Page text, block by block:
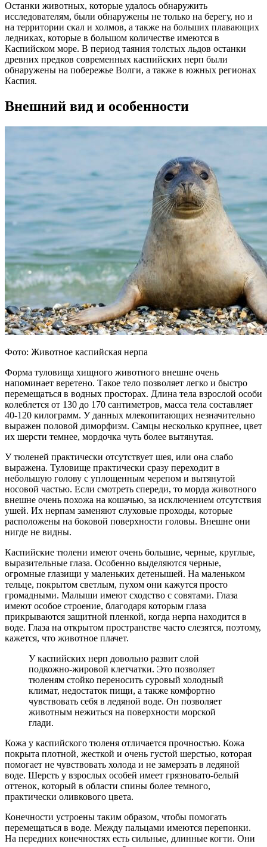
Останки животных, которые удалось обнаружить
исследователям, были обнаружены не только на берегу, но и
на территории скал и холмов, а также на больших плавающих
ледниках, которые в большом количестве имеются в
Каспийском море. В период таяния толстых льдов останки
древних предков современных каспийских нерп были
обнаружены на побережье Волги, а также в южных регионах
Каспия.
Внешний вид и особенности
Фото: Животное каспийская нерпа
Форма туловища хищного животного внешне очень
напоминает веретено. Такое тело позволяет легко и быстро
перемещаться в водных просторах. Длина тела взрослой особи
колеблется от 130 до 170 сантиметров, масса тела составляет
40-120 килограмм. У данных млекопитающих незначительно
выражен половой диморфизм. Самцы несколько крупнее, цвет
их шерсти темнее, мордочка чуть более вытянутая.
У тюленей практически отсутствует шея, или она слабо
выражена. Туловище практически сразу переходит в
небольшую голову с уплощенным черепом и вытянутой
носовой частью. Если смотреть спереди, то морда животного
внешне очень похожа на кошачью, за исключением отсутствия
ушей. Их нерпам заменяют слуховые проходы, которые
расположены на боковой поверхности головы. Внешне они
нигде не видны.
Каспийские тюлени имеют очень большие, черные, круглые,
выразительные глаза. Особенно выделяются черные,
огромные глазищи у маленьких детенышей. На маленьком
тельце, покрытом светлым, пухом они кажутся просто
громадными. Малыши имеют сходство с совятами. Глаза
имеют особое строение, благодаря которым глаза
прикрываются защитной пленкой, когда нерпа находится в
воде. Глаза на открытом пространстве часто слезятся, поэтому,
кажется, что животное плачет.
У каспийских нерп довольно развит слой
подкожно-жировой клетчатки. Это позволяет
тюленям стойко переносить суровый холодный
климат, недостаток пищи, а также комфортно
чувствовать себя в ледяной воде. Он позволяет
животным нежиться на поверхности морской
глади.
Кожа у каспийского тюленя отличается прочностью. Кожа
покрыта плотной, жесткой и очень густой шерстью, которая
помогает не чувствовать холода и не замерзать в ледяной
воде. Шерсть у взрослых особей имеет грязновато-белый
оттенок, который в области спины более темного,
практически оливкового цвета.
Конечности устроены таким образом, чтобы помогать
перемещаться в воде. Между пальцами имеются перепонки.
На передних конечностях есть сильные, длинные когти. Они